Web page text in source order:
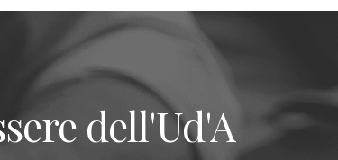
dell'Ud'A